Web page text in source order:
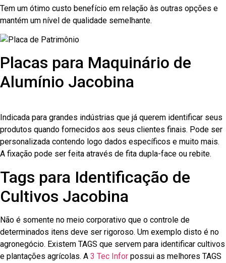
Tem um ótimo custo benefício em relação às outras opções e
mantém um nível de qualidade semelhante.
Placas para Maquinário de
Alumínio Jacobina
Indicada para grandes indústrias que já querem identificar seus
produtos quando fornecidos aos seus clientes finais. Pode ser
personalizada contendo logo dados específicos e muito mais.
A fixação pode ser feita através de fita dupla-face ou rebite.
Tags para Identificação de
Cultivos Jacobina
Não é somente no meio corporativo que o controle de
determinados itens deve ser rigoroso. Um exemplo disto é no
agronegócio. Existem TAGS que servem para identificar cultivos
e plantações agrícolas. A 3 Tec Infor possui as melhores TAGS